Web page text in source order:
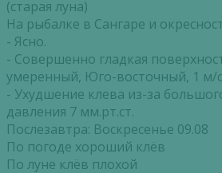
(старая луна)
На рыбалке в Сангаре и
- Ясно.
- Совершенно гладкая
умеренный, Юго-восточный, 1 м/
- Ухудшение клева из-за
давления 7 мм.рт.ст.
Послезавтра: Воскресенье 09.08
По погоде хороший клёв
По луне клёв плохой